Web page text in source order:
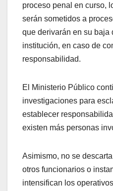
proceso penal en curso,
serán sometidos a
que derivarán en su baja
institución, en caso de
responsabilidad.
El Ministerio Público
investigaciones para
establecer
existen más personas
Asimismo, no se
otros funcionarios o
intensifican los